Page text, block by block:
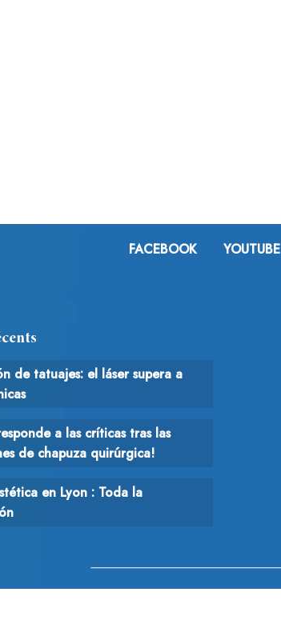
FACEBOOK YOUTUBE
de tatuajes: el láser supera a
a las críticas tras las
de chapuza quirúrgica!
en Lyon : Toda la